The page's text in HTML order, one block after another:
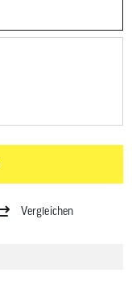
Vergleichen